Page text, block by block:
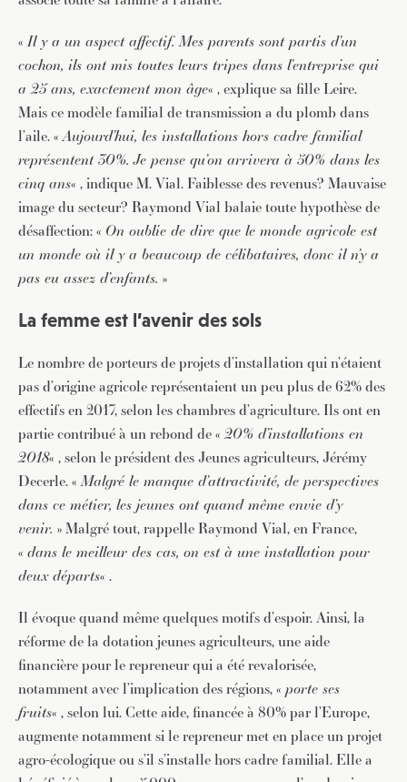
«Il y a un aspect affectif. Mes parents sont partis d’un
cochon, ils ont mis toutes leurs tripes dans l’entreprise qui
a 25 ans, exactement mon âge« , explique sa fille Leire.
Mais ce modèle familial de transmission a du plomb dans
l’aile. «Aujourd’hui, les installations hors cadre familial
représentent 30%. Je pense qu’on arrivera à 50% dans les
cinq ans« , indique M. Vial. Faiblesse des revenus? Mauvaise
image du secteur? Raymond Vial balaie toute hypothèse de
désaffection: « On oublie de dire que le monde agricole est
un monde où il y a beaucoup de célibataires, donc il n’y a
pas eu assez d’enfants. »
La femme est l’avenir des sols
Le nombre de porteurs de projets d’installation qui n’étaient
pas d’origine agricole représentaient un peu plus de 62% des
effectifs en 2017, selon les chambres d’agriculture. Ils ont en
partie contribué à un rebond de «20% d’installations en
2018« , selon le président des Jeunes agriculteurs, Jérémy
Decerle. «Malgré le manque d’attractivité, de perspectives
dans ce métier, les jeunes ont quand même envie d’y
venir. » Malgré tout, rappelle Raymond Vial, en France,
« dans le meilleur des cas, on est à une installation pour
deux départs« .
Il évoque quand même quelques motifs d’espoir. Ainsi, la
réforme de la dotation jeunes agriculteurs, une aide
financière pour le repreneur qui a été revalorisée,
notamment avec l’implication des régions, « porte ses
fruits« , selon lui. Cette aide, financée à 80% par l’Europe,
augmente notamment si le repreneur met en place un projet
agro-écologique ou s’il s’installe hors cadre familial. Elle a